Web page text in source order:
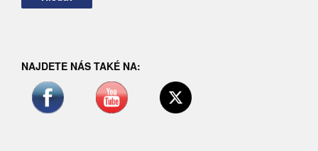
NAJDETE NÁS TAKÉ NA: